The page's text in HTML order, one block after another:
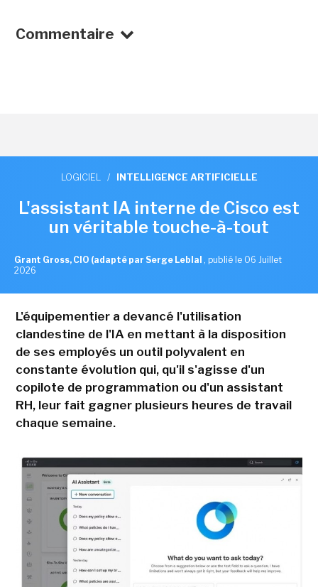
Commentaire
LOGICIEL / INTELLIGENCE ARTIFICIELLE
L'assistant IA interne de Cisco est
un véritable touche-à-tout
Grant Gross, CIO (adapté par Serge Leblal , publié le 06 Juillet
2026
L'équipementier a devancé l'utilisation
clandestine de l'IA en mettant à la disposition
de ses employés un outil polyvalent en
constante évolution qui, qu'il s'agisse d'un
copilote de programmation ou d'un assistant
RH, leur fait gagner plusieurs heures de travail
chaque semaine.